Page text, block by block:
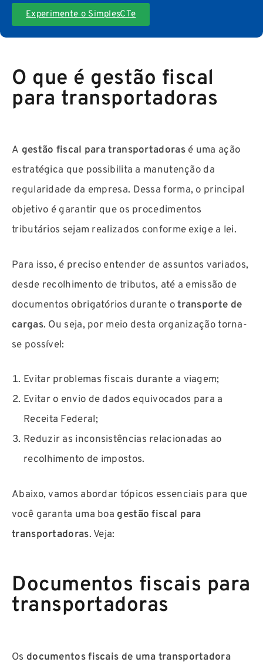
Experimente o SimplesCTe
O que é gestão fiscal
para transportadoras
A gestão fiscal para transportadoras é uma ação
estratégica que possibilita a manutenção da
regularidade da empresa. Dessa forma, o principal
objetivo é garantir que os procedimentos
tributários sejam realizados conforme exige a lei.
Para isso, é preciso entender de assuntos variados,
desde recolhimento de tributos, até a emissão de
documentos obrigatórios durante otransporte de
cargas. Ou seja, por meio desta organização torna-
se possível:
Evitar problemas fiscais durante a viagem;
Evitar o envio de dados equivocados para a
Receita Federal;
Reduzir as inconsistências relacionadas ao
recolhimento de impostos.
Abaixo, vamos abordar tópicos essenciais para que
você garanta uma boa gestão fiscal para
transportadoras. Veja:
Documentos fiscais para
transportadoras
Os documentos fiscais de uma transportadora